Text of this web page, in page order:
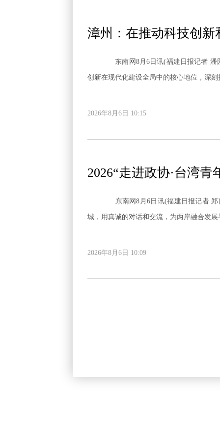
漳州：在推动科技创
东南网8月6日讯(福建日报记者 潘园园) 8月4日
创新在现代化建设全局中的核心地位，深
2026年8月6日 10:15
2026“走进政协·台湾青
东南网8月6日讯(福建日报记者 郑
城，用真诚的对话和交流，为两岸融合发
2026年8月6日 10:09